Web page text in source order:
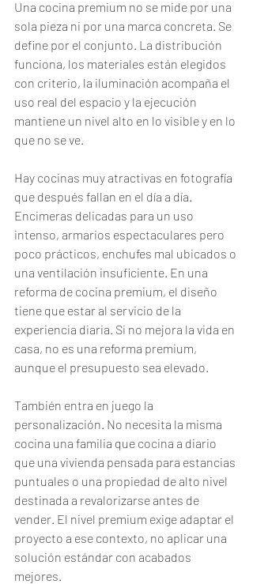
Una cocina premium no se mide por una
sola pieza ni por una marca concreta. Se
define por el conjunto. La distribución
funciona, los materiales están elegidos
con criterio, la iluminación acompaña el
uso real del espacio y la ejecución
mantiene un nivel alto en lo visible y en lo
que no se ve.
Hay cocinas muy atractivas en fotografía
que después fallan en el día a día.
Encimeras delicadas para un uso
intenso, armarios espectaculares pero
poco prácticos, enchufes mal ubicados o
una ventilación insuficiente. En una
reforma de cocina premium, el diseño
tiene que estar al servicio de la
experiencia diaria. Si no mejora la vida en
casa, no es una reforma premium,
aunque el presupuesto sea elevado.
También entra en juego la
personalización. No necesita la misma
cocina una familia que cocina a diario
que una vivienda pensada para estancias
puntuales o una propiedad de alto nivel
destinada a revalorizarse antes de
vender. El nivel premium exige adaptar el
proyecto a ese contexto, no aplicar una
solución estándar con acabados
mejores.